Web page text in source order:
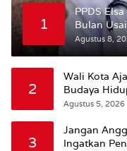
1
PPDS
Bulan
ke Pasien
Agustus 8,
2
Wali Kota
Budaya
Agustus 5, 2026
3
Jangan
Ingatkan